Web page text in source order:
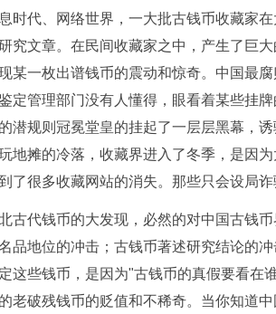
时代、网络世界，一大批古钱币收藏家
究文章。在民间收藏家之中，产生了巨
某一枚出谱钱币的震动和惊奇。中国最
定管理部门没有人懂得，眼看着某些挂
潜规则冠冕堂皇的挂起了一层层黑幕，
地摊的冷落，收藏界进入了冬季，是因
了很多收藏网站的消失。那些只会设局诈
古代钱币的大发现，必然的对中国古钱
品地位的冲击；古钱币著述研究结论的
这些钱币，是因为"古钱币的真假要看在
老破残钱币的贬值和不稀奇。当你知道